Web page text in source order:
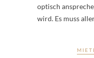
optisch
wird. Es muss